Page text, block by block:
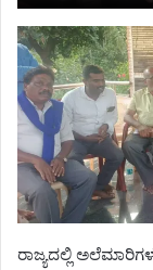
ರಾಜ್ಯದಲ್ಲಿ